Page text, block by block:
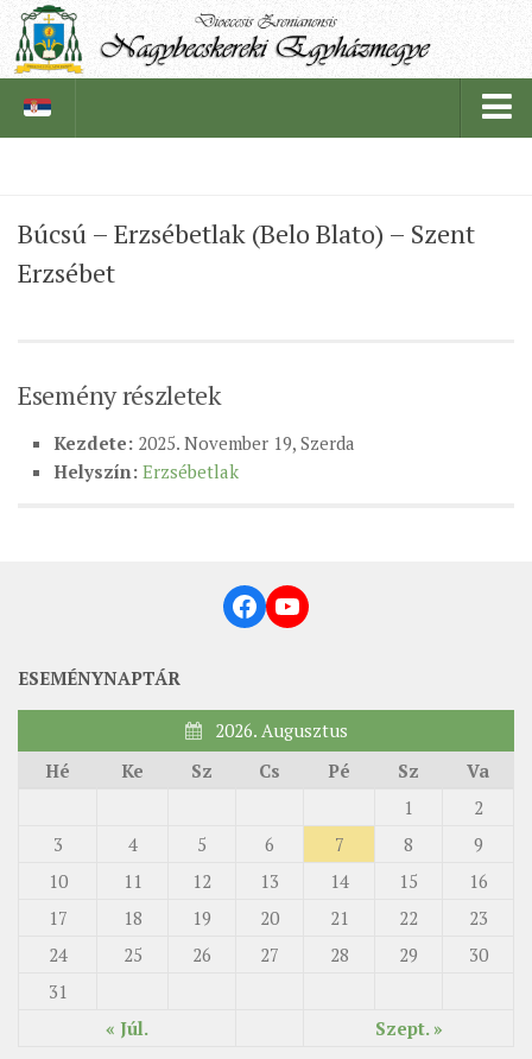
PÜSPÖK
TÖRTÉNELEM
LELKIPÁSZTOROK
SZERZETESRENDEK
IN MEMORIAM
KÖZPONTI ESPERESSÉG
ARCHÍVUM
ARCHÍV ÉLETKÉPEK
SZINÓDUS
PÜSPÖKI DEKRÉTUM
ZSINATI IMA
ZSINAT MOTTÓJA, LOGÓJA
Búcsú – Erzsébetlak (Belo Blato) – Szent
Erzsébet
Esemény részletek
Kezdete: 2025. November 19, Szerda
Helyszín: Erzsébetlak
Facebook
YouTube
ESEMÉNYNAPTÁR
2026. Augusztus
Hé
Ke Sz Cs Pé Sz Va
« Júl. Szept. »
1
2
3
4 5 6 7 8
9
10
11 12 13 14 15
16
17
18 19 20 21 22
23
24
25 26 27 28 29
30
31